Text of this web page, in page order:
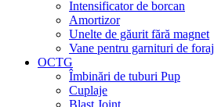
Intensificator de borcan
Amortizor
Unelte de găurit fără magnet
Vane pentru garnituri de foraj
OCTG
Îmbinări de tuburi Pup
Cuplaje
Blast Joint